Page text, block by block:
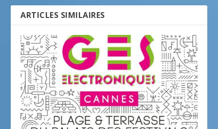
ARTICLES SIMILAIRES